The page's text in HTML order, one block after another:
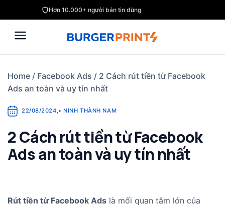
to
content
Hơn 10.000+ người bán tin dùng
Home / Facebook Ads / 2 Cách rút tiền từ Facebook
Ads an toàn và uy tín nhất
22/08/2024,• NINH THÀNH NAM
2 Cách rút tiền từ Facebook
Ads an toàn và uy tín nhất
Rút tiền từ Facebook Ads là mối quan tâm lớn của